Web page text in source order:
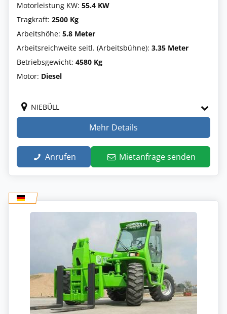
Motorleistung KW: 55.4 KW
Tragkraft: 2500 Kg
Arbeitshöhe: 5.8 Meter
Arbeitsreichweite seitl. (Arbeitsbühne): 3.35 Meter
Betriebsgewicht: 4580 Kg
Motor: Diesel
NIEBÜLL
Mehr Details
Anrufen Mietanfrage senden